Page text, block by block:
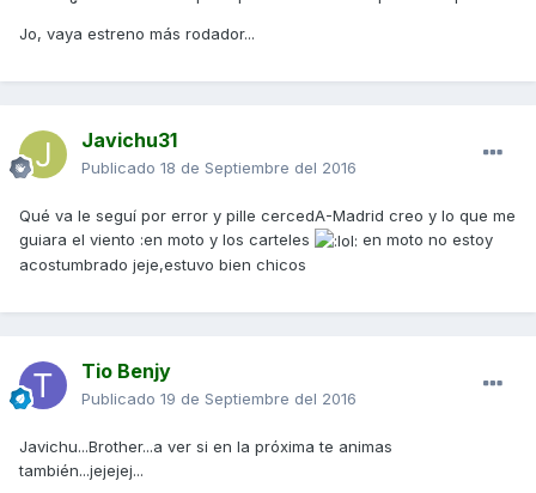
Jo, vaya estreno más rodador...
Javichu31
Publicado 18 de Septiembre del 2016
Qué va le seguí por error y pille cercedA-Madrid creo y lo que me
guiara el viento :en moto y los carteles
en moto no estoy
acostumbrado jeje,estuvo bien chicos
Tio Benjy
Publicado 19 de Septiembre del 2016
Javichu...Brother...a ver si en la próxima te animas
también...jejejej...